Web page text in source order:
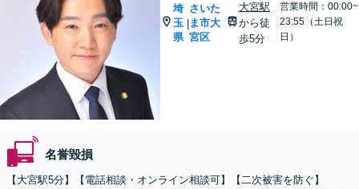
埼
玉
県
|
さいた
ま市大
宮区
大宮駅
から徒
歩5分
営業時間：00:00~
23:55（土日祝
日）
名誉毀損
【大宮駅5分】【電話相談・オンライン相談可】【二次被害を防ぐ】